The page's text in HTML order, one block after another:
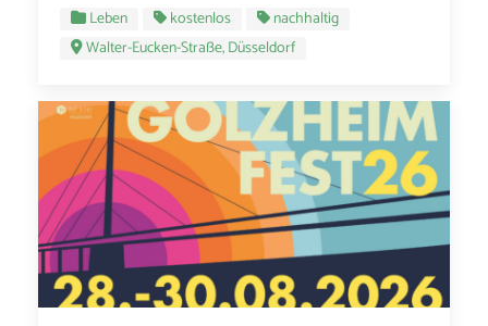
Leben kostenlos
nachhaltig
Walter-Eucken-Straße, Düsseldorf